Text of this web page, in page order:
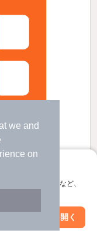
we and
on
屋探し
お気に入り保存など、
アプリを開く
件
絞り込み条件を変更